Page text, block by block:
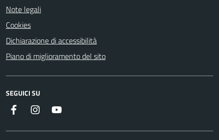
Note legali
Cookies
Dichiarazione di accessibilità
Piano di miglioramento del sito
SEGUICI SU
InstagramYouTube